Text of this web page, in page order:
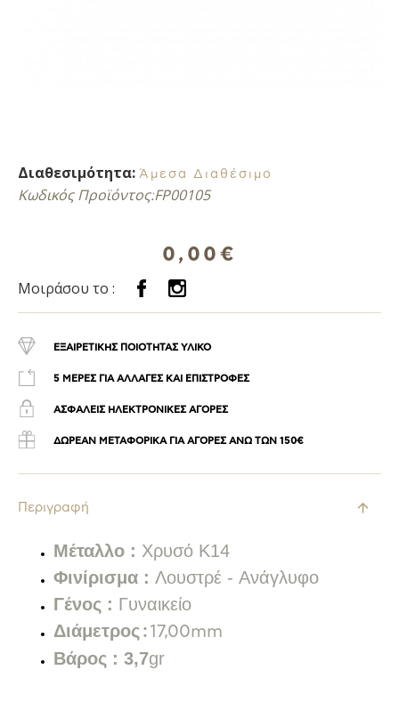
Διαθεσιμότητα: Άμεσα Διαθέσιμο
Κωδικός Προϊόντος:FP00105
0,00€
Μοιράσου το :
ΕΞΑΙΡΕΤΙΚΗΣ ΠΟΙΟΤΗΤΑΣ ΥΛΙΚΟ
5 ΜΕΡΕΣ ΓΙΑ ΑΛΛΑΓΕΣ ΚΑΙ ΕΠΙΣΤΡΟΦΕΣ
ΑΣΦΑΛΕΙΣ ΗΛΕΚΤΡΟΝΙΚΕΣ ΑΓΟΡΕΣ
ΔΩΡΕΑΝ ΜΕΤΑΦΟΡΙΚΑ ΓΙΑ ΑΓΟΡΕΣ ΑΝΩ ΤΩΝ 150€
Περιγραφή
Μέταλλο : Χρυσό Κ14
Φινίρισμα : Λουστρέ - Ανάγλυφο
Γένος : Γυναικείο
Διάμετρος : 17,00mm
Βάρος : 3,7gr